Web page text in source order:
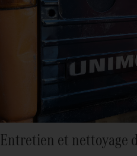
Entretien et nettoyage